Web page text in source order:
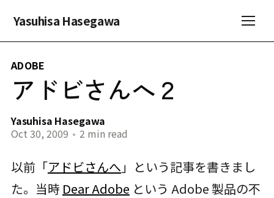
Yasuhisa Hasegawa
ADOBE
アドビさんへ２
Yasuhisa Hasegawa
Oct 30, 2009 • 2 min read
以前「アドビさんへ 」という記事を書きまし
た。当時 Dear Adobe という Adobe 製品の不